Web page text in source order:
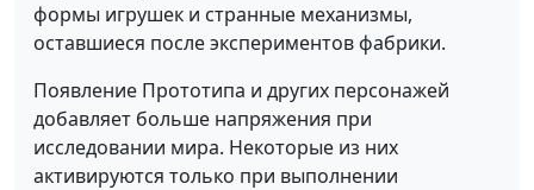
формы игрушек и странные механизмы,
оставшиеся после экспериментов фабрики.
Появление Прототипа и других персонажей
добавляет больше напряжения при
исследовании мира. Некоторые из них
активируются только при выполнении